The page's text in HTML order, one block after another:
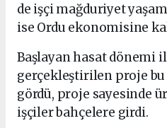
de işçi mağduriyet
ise Ordu ekonomisine
Başlayan hasat dönemi
gerçekleştirilen proje bu
gördü, proje sayesinde
işçiler bahçelere girdi.